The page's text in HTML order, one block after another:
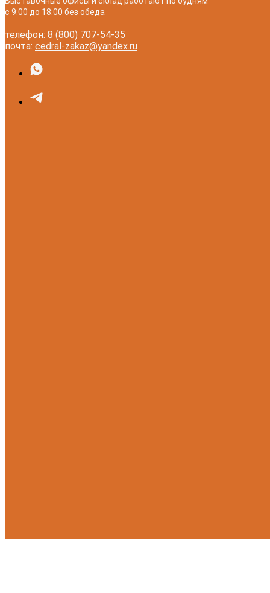
с 9:00 до 18:00 без обеда
телефон: 8 (800) 707-54-35
почта: cedral-zakaz@yandex.ru